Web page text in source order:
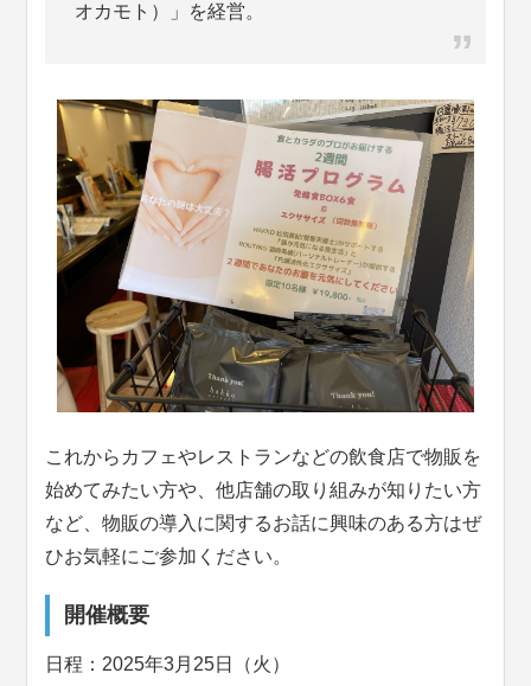
オカモト）」を経営。
これからカフェやレストランなどの飲食店で物販を
始めてみたい方や、他店舗の取り組みが知りたい方
など、物販の導入に関するお話に興味のある方はぜ
ひお気軽にご参加ください。
開催概要
日程：2025年3月25日（火）